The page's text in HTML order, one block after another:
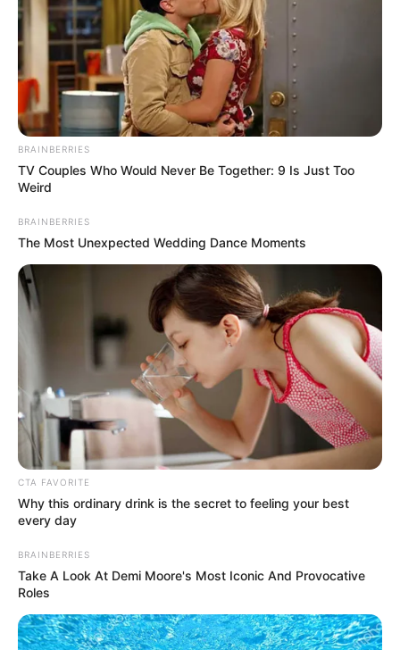
BRAINBERRIES
TV Couples Who Would Never Be Together: 9 Is Just Too
Weird
BRAINBERRIES
The Most Unexpected Wedding Dance Moments
CTA FAVORITE
Why this ordinary drink is the secret to feeling your best
every day
BRAINBERRIES
Take A Look At Demi Moore's Most Iconic And Provocative
Roles